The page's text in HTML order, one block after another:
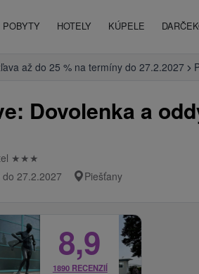
POBYTY HOTELY KÚPELE
až do 25 % na termíny do 27.2.2027
Dovolenka a
★ ★ ★
27.2.2027
Piešťany
8,9
1890 RECENZIÍ